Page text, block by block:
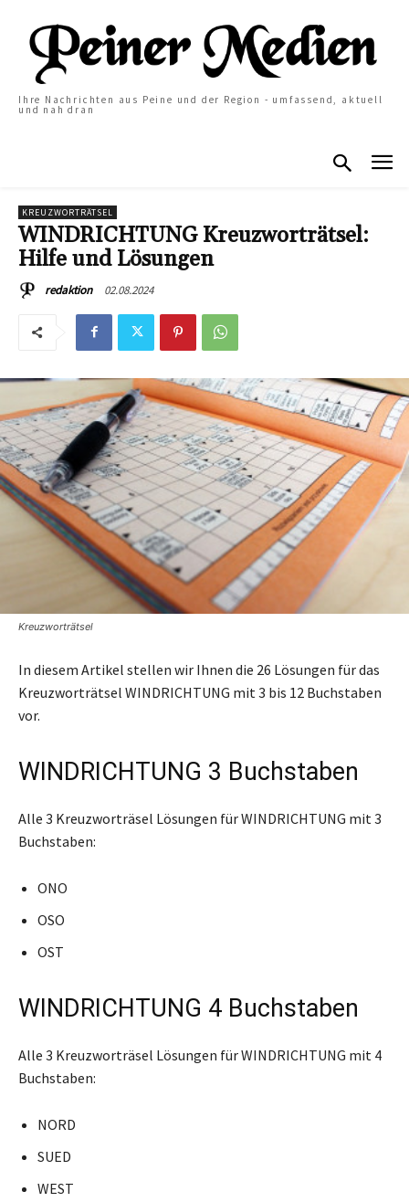
Ihre Nachrichten aus Peine und der Region - umfassend, aktuell
und nah dran
KREUZWORTRÄTSEL
WINDRICHTUNG Kreuzworträtsel:
Hilfe und Lösungen
redaktion 02.08.2024
Kreuzworträtsel
In diesem Artikel stellen wir Ihnen die 26 Lösungen für das
Kreuzworträtsel WINDRICHTUNG mit 3 bis 12 Buchstaben
vor.
WINDRICHTUNG 3 Buchstaben
Alle 3 Kreuzworträsel Lösungen für WINDRICHTUNG mit 3
Buchstaben:
ONO
OSO
OST
WINDRICHTUNG 4 Buchstaben
Alle 3 Kreuzworträsel Lösungen für WINDRICHTUNG mit 4
Buchstaben:
NORD
SUED
WEST